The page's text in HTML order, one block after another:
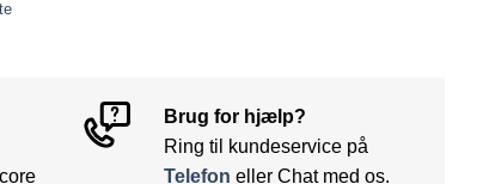
Brug for hjælp?
Ring til kundeservice på
Telefon eller Chat med os.